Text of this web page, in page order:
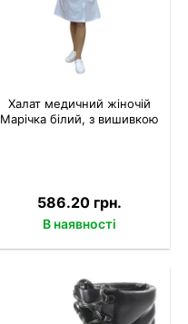
Халат медичний жіночій
Марічка білий, з вишивкою
586.20 грн.
В наявності